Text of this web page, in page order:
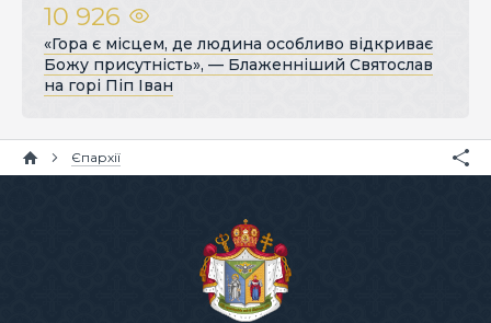
10 926
«Гора є місцем, де людина особливо відкриває
Божу присутність», — Блаженніший Святослав
на горі Піп Іван
Єпархії